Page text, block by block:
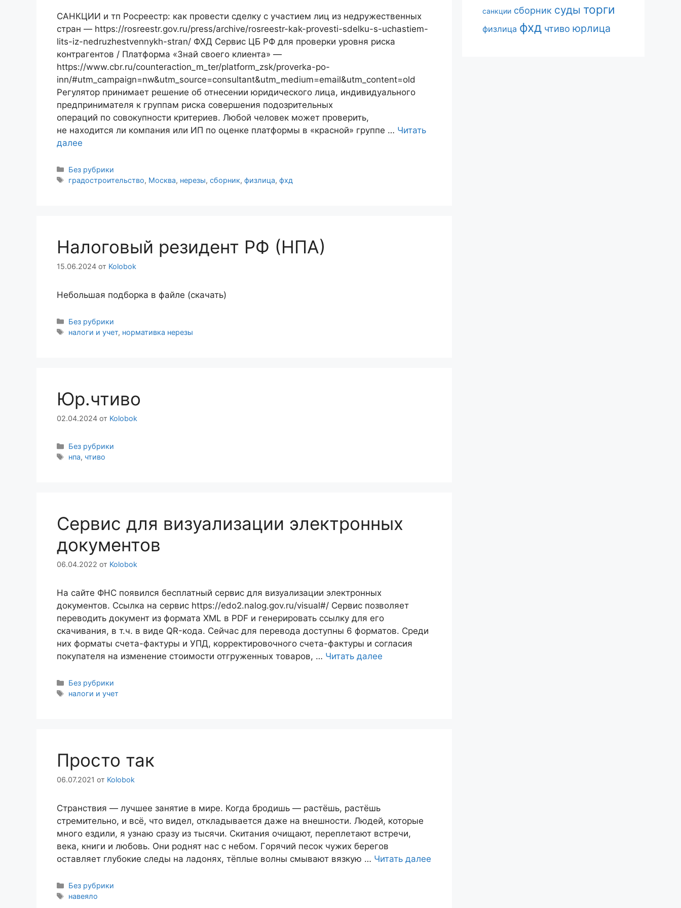
САНКЦИИ и тп Росреестр: как провести сделку с участием лиц из недружественных
стран — https://rosreestr.gov.ru/press/archive/rosreestr-kak-provesti-sdelku-s-uchastiem-
lits-iz-nedruzhestvennykh-stran/ ФХД Сервис ЦБ РФ для проверки уровня риска
контрагентов / Платформа «Знай своего клиента» —
https://www.cbr.ru/counteraction_m_ter/platform_zsk/proverka-po-
inn/#utm_campaign=nw&utm_source=consultant&utm_medium=email&utm_content=old
Регулятор принимает решение об отнесении юридического лица, индивидуального
предпринимателя к группам риска совершения подозрительных
операций по совокупности критериев. Любой человек может проверить,
не находится ли компания или ИП по оценке платформы в «красной» группе … Читать
далее
Рубрики
Без рубрики
Метки
градостроительство, Москва, нерезы,сборник,физлица,фхд
Налоговый резидент РФ (НПА)
15.06.2024 от Kolobok
Небольшая подборка в файле (скачать)
Рубрики
Без рубрики
Метки
налоги и учет, нормативка нерезы
Юр.чтиво
02.04.2024 от Kolobok
Рубрики
Без рубрики
Метки
нпа, чтиво
Сервис для визуализации электронных
документов
06.04.2022 от Kolobok
На сайте ФНС появился бесплатный сервис для визуализации электронных
документов. Ссылка на сервис https://edo2.nalog.gov.ru/visual#/ Сервис позволяет
переводить документ из формата XML в PDF и генерировать ссылку для его
скачивания, в т.ч. в виде QR-кода. Сейчас для перевода доступны 6 форматов. Среди
них форматы счета-фактуры и УПД, корректировочного счета-фактуры и согласия
покупателя на изменение стоимости отгруженных товаров, … Читать далее
Рубрики
Без рубрики
Метки
налоги и учет
Просто так
06.07.2021 от Kolobok
Странствия — лучшее занятие в мире. Когда бродишь — растёшь, растёшь
стремительно, и всё, что видел, откладывается даже на внешности. Людей, которые
много ездили, я узнаю сразу из тысячи. Скитания oчищают, переплетают встречи,
века, книги и любовь. Они роднят нас с небом. Гoрячий песок чужих берегов
оставляет глубокие следы на ладонях, тёплые волны смывают вязкую … Читать далее
Рубрики
Без рубрики
Метки
навеяло
санкции сборник суды торги
физлица фхд чтиво юрлица